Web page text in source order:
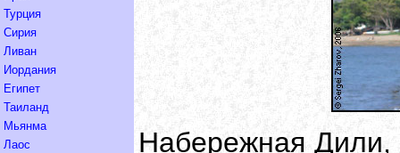
Турция
Сирия
Ливан
Иордания
Египет
Таиланд
Мьянма
Лаос
Набережная Дили,